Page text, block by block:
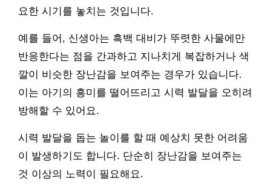
요한 시기를 놓치는 것입니다.
예를 들어, 신생아는 흑백 대비가 뚜렷한 사물에만
반응한다는 점을 간과하고 지나치게 복잡하거나 색
깔이 비슷한 장난감을 보여주는 경우가 있습니다.
이는 아기의 흥미를 떨어뜨리고 시력 발달을 오히려
방해할 수 있어요.
시력 발달을 돕는 놀이를 할 때 예상치 못한 어려움
이 발생하기도 합니다. 단순히 장난감을 보여주는
것 이상의 노력이 필요해요.